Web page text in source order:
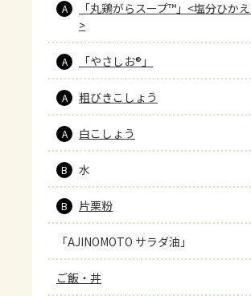
A
「丸鶏がらスープ™」<塩分ひか
>
A 「やさしお®」
A 粗びきこしょう
A 白こしょう
B 水
B 片栗粉
「AJINOMOTO サラダ油」
ご飯・丼